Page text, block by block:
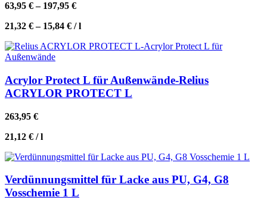
63,95 €– 197,95 €
21,32 €– 15,84 € /l
Acrylor Protect L für Außenwände-Relius
ACRYLOR PROTECT L
263,95 €
21,12 € /l
Verdünnungsmittel für Lacke aus PU, G4, G8
Vosschemie 1 L